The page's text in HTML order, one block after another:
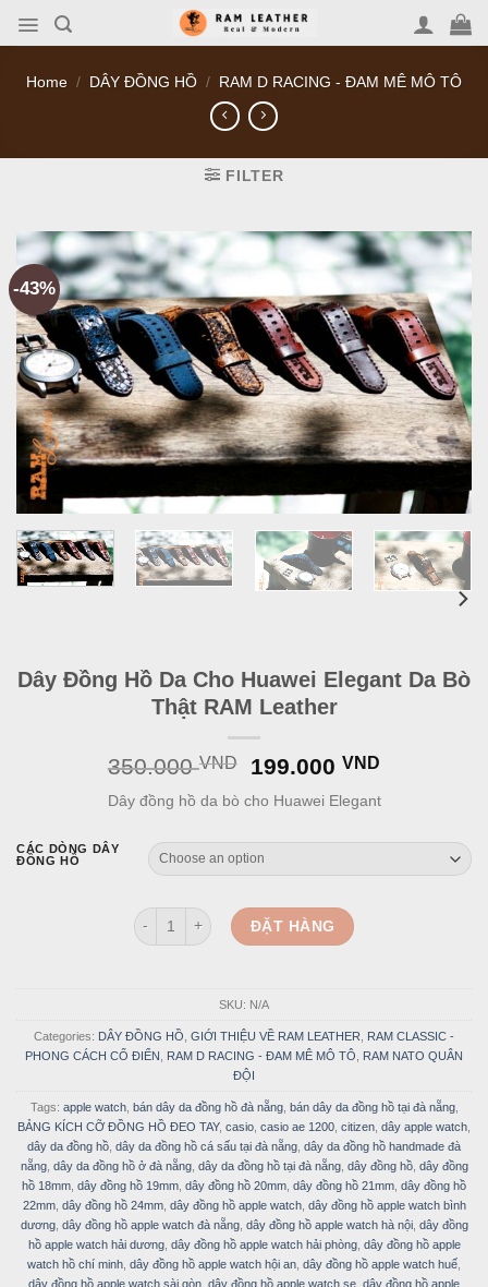
Home / DÂY ĐỒNG HỒ / RAM D RACING - ĐAM MÊ MÔ TÔ
FILTER
-43%
Dây Đồng Hồ Da Cho Huawei Elegant Da Bò
Thật RAM Leather
350.000VND
Original
was:
199.000VND
is:
Dây đồng hồ da bò cho Huawei Elegant
CÁC DÒNG DÂY
ĐỒNG HỒ
Dây Đồng Hồ Da Cho Huawei Elegant Da Bò Thật
ĐẶT HÀNG
SKU: N/A
Categories: DÂY ĐỒNG HỒ, GIỚI THIỆU VỀ RAM LEATHER, RAM CLASSIC -
PHONG CÁCH CỔ ĐIỂN, RAM D RACING - ĐAM MÊ MÔ TÔ, RAM NATO QUÂN
ĐỘI
Tags: apple watch, bán dây da đồng hồ đà nẵng, bán dây da đồng hồ tại đà nẵng,
BẢNG KÍCH CỠ ĐỒNG HỒ ĐEO TAY, casio, casio ae 1200, citizen, dây apple watch,
dây da đồng hồ, dây da đồng hồ cá sấu tại đà nẵng, dây da đồng hồ handmade đà
nẵng, dây da đồng hồ ở đà nẵng, dây da đồng hồ tại đà nẵng, dây đồng hồ, dây đồng
hồ 18mm, dây đồng hồ 19mm, dây đồng hồ 20mm, dây đồng hồ 21mm, dây đồng hồ
22mm, dây đồng hồ 24mm, dây đồng hồ apple watch, dây đồng hồ apple watch bình
dương, dây đồng hồ apple watch đà nẵng, dây đồng hồ apple watch hà nội, dây đồng
hồ apple watch hải dương, dây đồng hồ apple watch hải phòng, dây đồng hồ apple
watch hồ chí minh, dây đồng hồ apple watch hội an, dây đồng hồ apple watch huế,
dây đồng hồ apple watch sài gòn, dây đồng hồ apple watch se, dây đồng hồ apple